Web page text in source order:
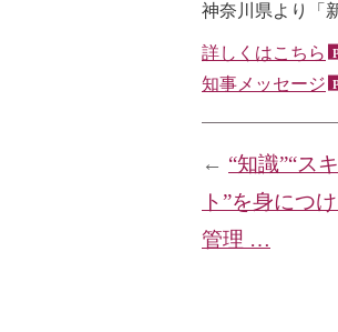
神奈川県より「
詳しくはこちら
知事メッセージ
← “知識”“ス
ト”を身につ
管理 …